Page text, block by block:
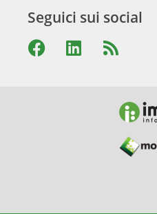
Seguici sui social